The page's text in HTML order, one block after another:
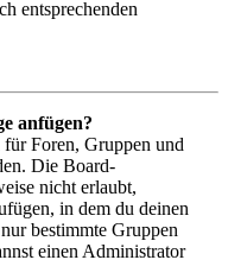
entsprechenden
anfügen?
Foren, Gruppen und
Die Board-
nicht erlaubt,
in dem du deinen
bestimmte Gruppen
einen Administrator